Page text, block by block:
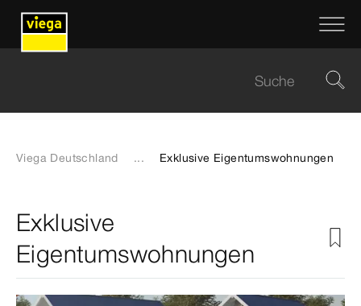
Viega Deutschland ... Exklusive Eigentumswohnungen
Exklusive
Eigentumswohnungen